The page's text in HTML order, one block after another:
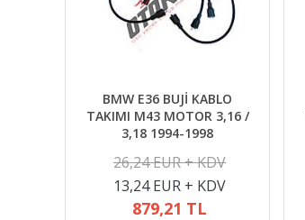
BMW E36 BUJİ KABLO
TAKIMI M43 MOTOR 3,16 /
3,18 1994-1998
26,24 EUR + KDV
13,24 EUR + KDV
879,21 TL